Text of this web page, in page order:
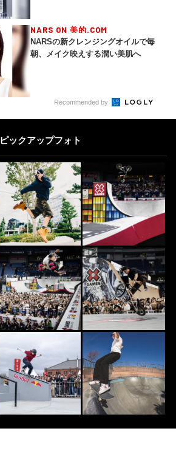
NARS ON 美的.COM
NARSの新クレンジングオイルで毎
朝、メイク映えする潤い美肌へ
Recommended by
ピックアップフォト